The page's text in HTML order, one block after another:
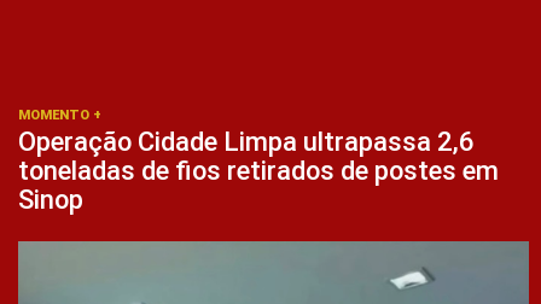
MOMENTO +
Operação Cidade Limpa ultrapassa 2,6
toneladas de fios retirados de postes em
Sinop